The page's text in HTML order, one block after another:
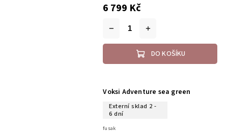
6 799 Kč
DO KOŠÍKU
Voksi Adventure sea green
Externí sklad 2 -
6 dní
fusak